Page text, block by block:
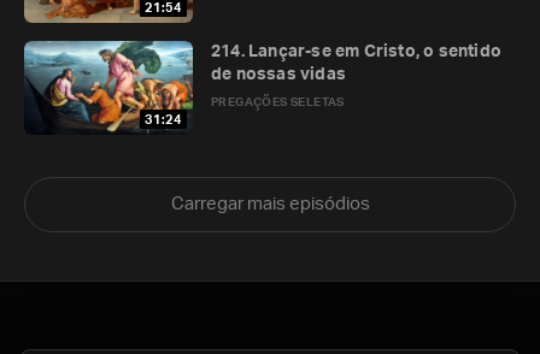
21:54
31:24
PREGAÇÕES SELETAS
214. Lançar-se em Cristo, o sentido
de nossas vidas
Carregar mais episódios